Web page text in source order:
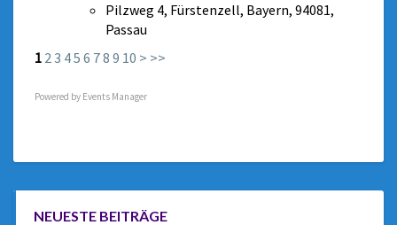
Pilzweg 4, Fürstenzell, Bayern, 94081,
Passau
1 23 45 6 78 9 10 > >>
Powered by Events Manager
NEUESTE BEITRÄGE